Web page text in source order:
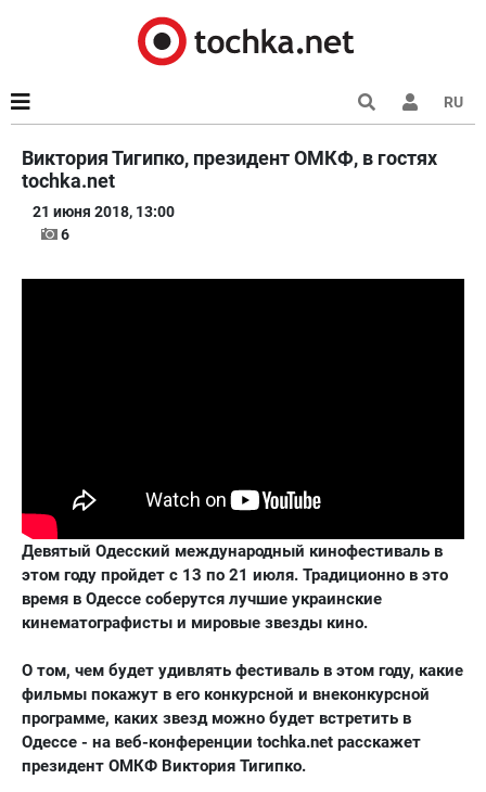
RU
Виктория Тигипко, президент ОМКФ, в гостях
tochka.net
21 июня 2018, 13:00
6
Девятый Одесский международный кинофестиваль в
этом году пройдет с 13 по 21 июля. Традиционно в это
время в Одессе соберутся лучшие украинские
кинематографисты и мировые звезды кино.
О том, чем будет удивлять фестиваль в этом году, какие
фильмы покажут в его конкурсной и внеконкурсной
программе, каких звезд можно будет встретить в
Одессе - на веб-конференции tochka.net расскажет
президент ОМКФ Виктория Тигипко.